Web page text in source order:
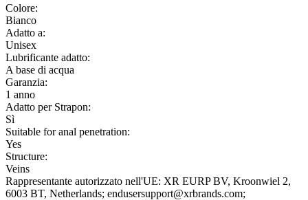
Colore:
Bianco
Adatto a:
Unisex
Lubrificante adatto:
A base di acqua
Garanzia:
1 anno
Adatto per Strapon:
Sì
Suitable for anal penetration:
Yes
Structure:
Veins
Rappresentante autorizzato nell'UE: XR EURP BV, Kroonwiel 2,
6003 BT, Netherlands; endusersupport@xrbrands.com;